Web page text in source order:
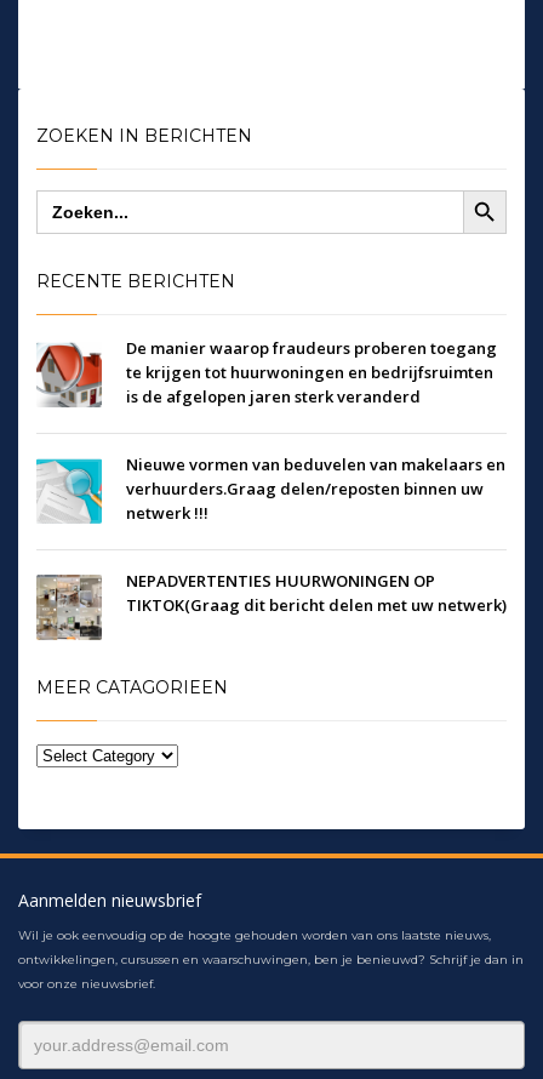
ZOEKEN IN BERICHTEN
Zoek
naar:
Zoekknop
RECENTE BERICHTEN
De manier waarop fraudeurs proberen toegang
te krijgen tot huurwoningen en bedrijfsruimten
is de afgelopen jaren sterk veranderd
Nieuwe vormen van beduvelen van makelaars en
verhuurders.Graag delen/reposten binnen uw
netwerk !!!
NEPADVERTENTIES HUURWONINGEN OP
TIKTOK(Graag dit bericht delen met uw netwerk)
MEER CATAGORIEEN
Aanmelden nieuwsbrief
Wil je ook eenvoudig op de hoogte gehouden worden van ons laatste nieuws,
ontwikkelingen, cursussen en waarschuwingen, ben je benieuwd? Schrijf je dan in
voor onze nieuwsbrief.